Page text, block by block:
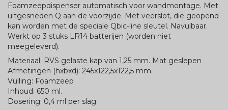
Foamzeepdispenser automatisch voor wandmontage. Met
uitgesneden Q aan de voorzijde. Met veerslot, die geopend
kan worden met de speciale Qbic-line sleutel. Navulbaar.
Werkt op 3 stuks LR14 batterijen (worden niet
meegeleverd).
Materiaal: RVS gelaste kap van 1,25 mm. Mat geslepen
Afmetingen (hxbxd): 245x122,5x122,5 mm.
Vulling: Foamzeep
Inhoud: 650 ml.
Dosering: 0,4 ml per slag